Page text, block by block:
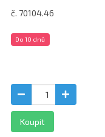
č. 70104.46
Do 10 dnů
Koupit